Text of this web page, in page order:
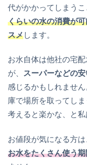
代がかかってしまうこ
くらいの水の消費が
スメします。
お水自体は他社の宅
が、 スーパーなどの
感じるかもしれませ
庫で場所を取ってし
考えると楽かな、と私
お値段が気になる方は
お水をたくさん使う